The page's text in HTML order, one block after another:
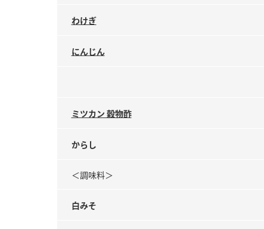
わけぎ
にんじん
ミツカン 穀物酢
からし
＜調味料＞
白みそ